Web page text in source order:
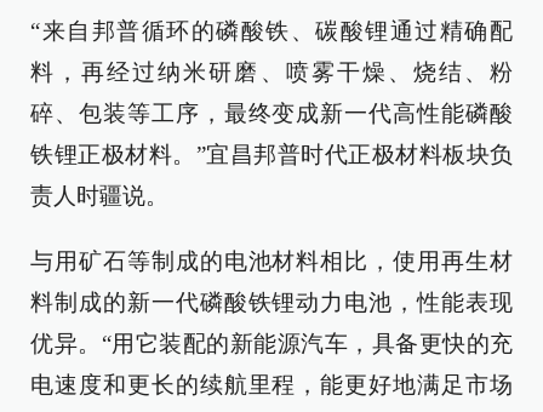
“来自邦普循环的磷酸铁、碳酸锂通过精确配
料，再经过纳米研磨、喷雾干燥、烧结、粉
碎、包装等工序，最终变成新一代高性能磷酸
铁锂正极材料。”宜昌邦普时代正极材料板块负
责人时疆说。
与用矿石等制成的电池材料相比，使用再生材
料制成的新一代磷酸铁锂动力电池，性能表现
优异。“用它装配的新能源汽车，具备更快的充
电速度和更长的续航里程，能更好地满足市场